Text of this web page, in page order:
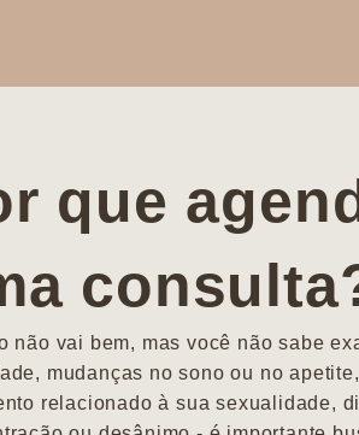
que
não vai bem, mas você não sabe
mudanças no sono ou no
relacionado à sua sexualidade,